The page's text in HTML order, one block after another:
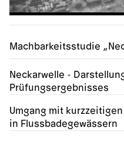
Machbarkeitsstudie
Neckarwelle -
Prüfungsergebnisses
Umgang mit
in Flussbadegewässern